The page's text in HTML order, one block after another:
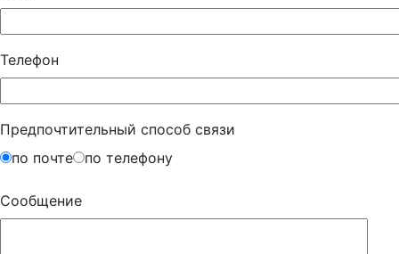
Телефон
Предпочтительный способ связи
по почте
по телефону
Сообщение